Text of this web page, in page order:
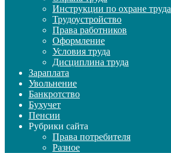
Инструкции по охране труда
Трудоустройство
Права работников
Оформление
Условия труда
Дисциплина труда
Зараплата
Увольнение
Банкротство
Бухучет
Пенсии
Рубрики сайта
Права потребителя
Разное